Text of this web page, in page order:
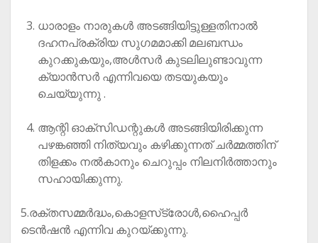
ധാരാളം നാരുകള്‍ അടങ്ങിയിട്ടുള്ളതിനാല്‍
ദഹനപ്രക്രിയ സുഗമമാക്കി മലബന്ധം
കുറക്കുകയും,അള്‍സര്‍ കുടലിലുണ്ടാവുന്ന
ക്യാന്‍സര്‍ എന്നിവയെ തടയുകയും
ചെയ്യുന്നു .
ആന്റി ഓക്‌സിഡന്റുകള്‍ അടങ്ങിയിരിക്കുന്ന
പഴങ്കഞ്ഞി നിത്യവും കഴിക്കുന്നത് ചര്‍മ്മത്തിന്
തിളക്കം നല്‍കാനും ചെറുപ്പം നിലനിര്‍ത്താനും
സഹായിക്കുന്നു.
5.രക്തസമ്മര്‍ദ്ധം,കൊളസ്‌ട്രോള്‍,ഹൈപ്പര്‍
ടെന്‍ഷന്‍ എന്നിവ കുറയ്ക്കുന്നു.